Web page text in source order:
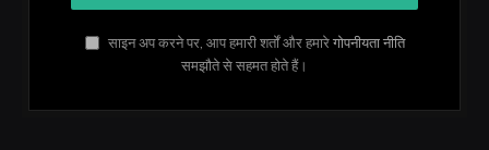
साइन अप करने पर, आप हमारी शर्तों और हमारे गोपनीयता नीति
समझौते से सहमत होते हैं।